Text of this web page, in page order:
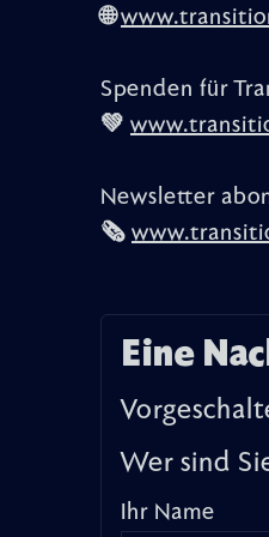
🌐
Spenden für
💚
Newsletter
🗞️
Eine
Wer sind
Ihr Name